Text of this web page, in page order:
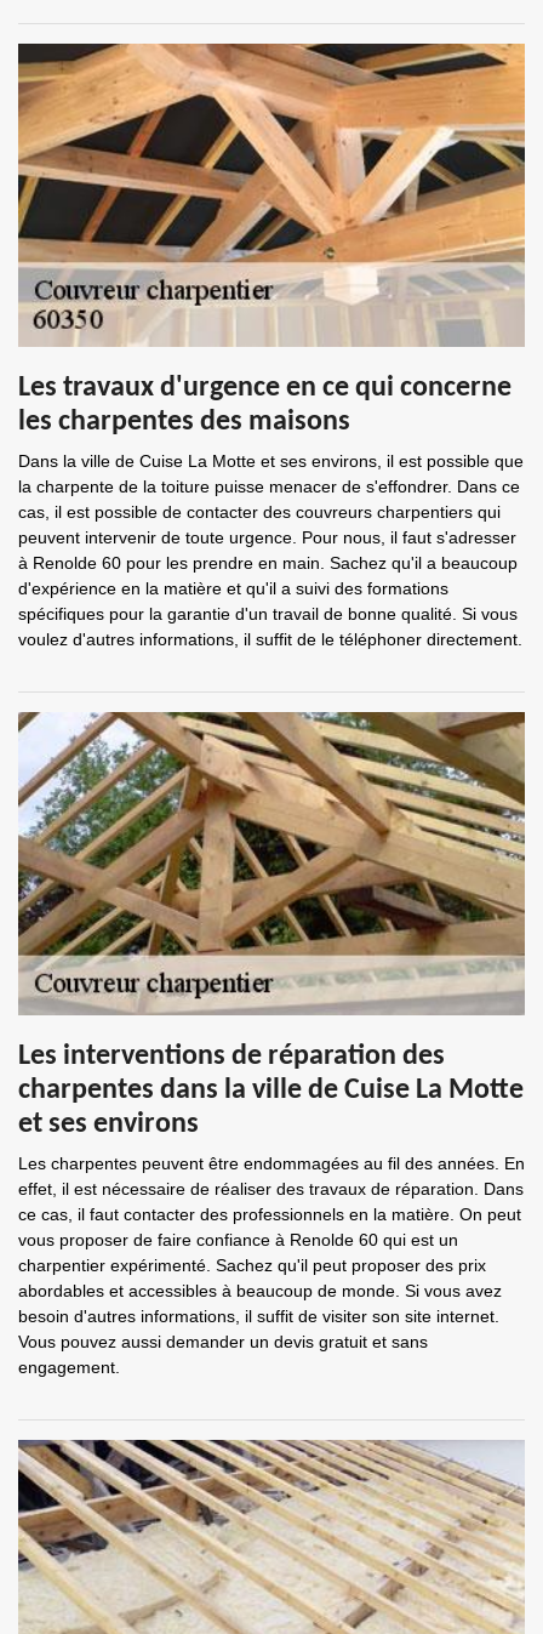
Les travaux d'urgence en ce qui concerne
les charpentes des maisons
Dans la ville de Cuise La Motte et ses environs, il est possible que
la charpente de la toiture puisse menacer de s'effondrer. Dans ce
cas, il est possible de contacter des couvreurs charpentiers qui
peuvent intervenir de toute urgence. Pour nous, il faut s'adresser
à Renolde 60 pour les prendre en main. Sachez qu'il a beaucoup
d'expérience en la matière et qu'il a suivi des formations
spécifiques pour la garantie d'un travail de bonne qualité. Si vous
voulez d'autres informations, il suffit de le téléphoner directement.
Les interventions de réparation des
charpentes dans la ville de Cuise La Motte
et ses environs
Les charpentes peuvent être endommagées au fil des années. En
effet, il est nécessaire de réaliser des travaux de réparation. Dans
ce cas, il faut contacter des professionnels en la matière. On peut
vous proposer de faire confiance à Renolde 60 qui est un
charpentier expérimenté. Sachez qu'il peut proposer des prix
abordables et accessibles à beaucoup de monde. Si vous avez
besoin d'autres informations, il suffit de visiter son site internet.
Vous pouvez aussi demander un devis gratuit et sans
engagement.